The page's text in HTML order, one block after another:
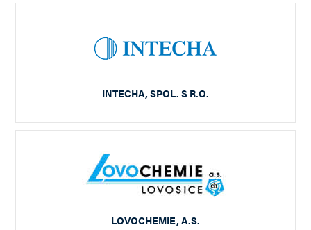
INTECHA, SPOL. S R.O.
LOVOCHEMIE, A.S.